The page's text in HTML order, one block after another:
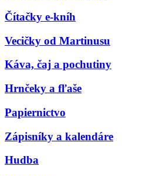
Čítačky e-kníh
Vecičky od Martinusu
Káva, čaj a pochutiny
Hrnčeky a fľaše
Papiernictvo
Zápisníky a kalendáre
Hudba